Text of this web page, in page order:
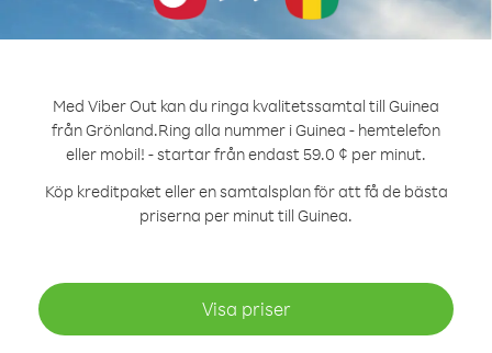
Med Viber Out kan du ringa kvalitetssamtal till Guinea
från Grönland.Ring alla nummer i Guinea - hemtelefon
eller mobil! - startar från endast 59.0 ¢ per minut.
Köp kreditpaket eller en samtalsplan för att få de bästa
priserna per minut till Guinea.
Visa priser